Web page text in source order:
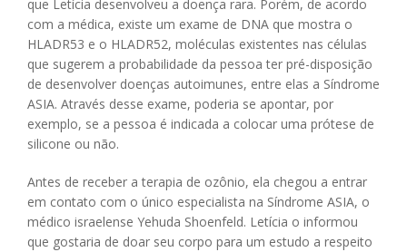
que Letícia desenvolveu a doença rara. Porém, de acordo
com a médica, existe um exame de DNA que mostra o
HLADR53 e o HLADR52, moléculas existentes nas células
que sugerem a probabilidade da pessoa ter pré-disposição
de desenvolver doenças autoimunes, entre elas a Síndrome
ASIA. Através desse exame, poderia se apontar, por
exemplo, se a pessoa é indicada a colocar uma prótese de
silicone ou não.
Antes de receber a terapia de ozônio, ela chegou a entrar
em contato com o único especialista na Síndrome ASIA, o
médico israelense Yehuda Shoenfeld. Letícia o informou
que gostaria de doar seu corpo para um estudo a respeito